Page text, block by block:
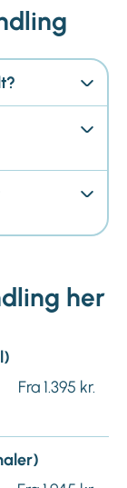
her
Fra 1.395 kr.